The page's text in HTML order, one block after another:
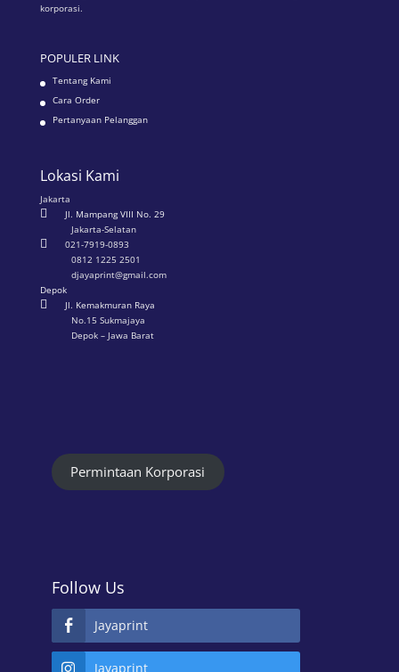
korporasi.
POPULER LINK
Tentang Kami
Cara Order
Pertanyaan Pelanggan
Lokasi Kami
Jakarta

Jl. Mampang VIII No. 29
Jakarta-Selatan

021-7919-0893
0812 1225 2501
djayaprint@gmail.com
Depok

Jl. Kemakmuran Raya
No.15 Sukmajaya
Depok – Jawa Barat
Permintaan Korporasi
Follow Us
Jayaprint
Jayaprint